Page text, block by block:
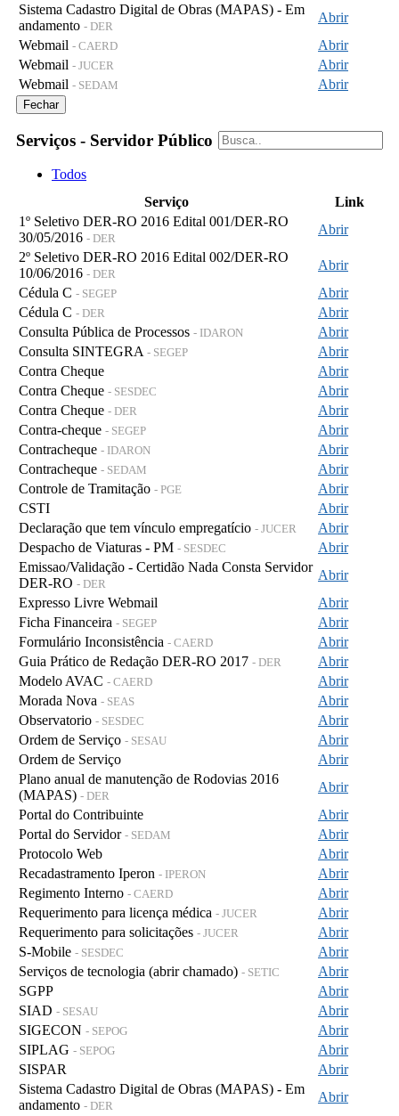
Sistema Cadastro Digital de Obras (MAPAS) - Em
andamento - DER
Abrir
Webmail - CAERD
Abrir
Webmail - JUCER
Abrir
Webmail - SEDAM Abrir
Fechar
Serviços - Servidor Público
Todos
Serviço
Link
1º Seletivo DER-RO 2016 Edital 001/DER-RO
30/05/2016 - DER
Abrir
2º Seletivo DER-RO 2016 Edital 002/DER-RO
10/06/2016 - DER
Abrir
Cédula C - SEGEP
Abrir
Cédula C - DER
Abrir
Consulta Pública de Processos - IDARON
Abrir
Consulta SINTEGRA - SEGEP
Abrir
Contra Cheque
Abrir
Contra Cheque - SESDEC
Abrir
Contra Cheque - DER
Abrir
Contra-cheque - SEGEP
Abrir
Contracheque - IDARON
Abrir
Contracheque - SEDAM
Abrir
Controle de Tramitação - PGE
Abrir
CSTI
Abrir
Declaração que tem vínculo empregatício - JUCER
Abrir
Despacho de Viaturas - PM - SESDEC
Abrir
Emissao/Validação - Certidão Nada Consta Servidor
DER-RO - DER
Abrir
Expresso Livre Webmail
Abrir
Ficha Financeira - SEGEP
Abrir
Formulário Inconsistência - CAERD
Abrir
Guia Prático de Redação DER-RO 2017 - DER
Abrir
Modelo AVAC - CAERD
Abrir
Morada Nova - SEAS
Abrir
Observatorio - SESDEC
Abrir
Ordem de Serviço - SESAU
Abrir
Ordem de Serviço
Abrir
Plano anual de manutenção de Rodovias 2016
(MAPAS) - DER
Abrir
Portal do Contribuinte
Abrir
Portal do Servidor - SEDAM
Abrir
Protocolo Web
Abrir
Recadastramento Iperon - IPERON
Abrir
Regimento Interno - CAERD
Abrir
Requerimento para licença médica - JUCER
Abrir
Requerimento para solicitações - JUCER
Abrir
S-Mobile - SESDEC
Abrir
Serviços de tecnologia (abrir chamado) - SETIC
Abrir
SGPP
Abrir
SIAD - SESAU
Abrir
SIGECON - SEPOG
Abrir
SIPLAG - SEPOG
Abrir
SISPAR
Abrir
Sistema Cadastro Digital de Obras (MAPAS) - Em
andamento - DER
Abrir